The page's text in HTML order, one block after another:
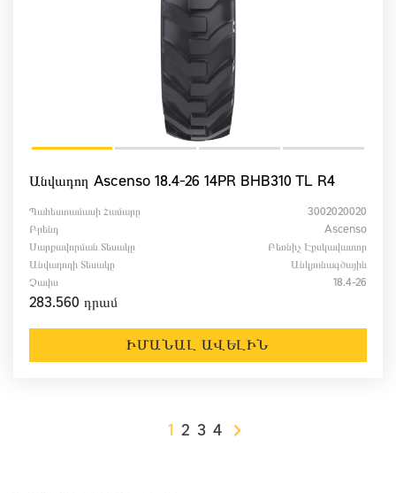
Անվադող Ascenso 18.4-26 14PR BHB310 TL R4
Պահեստամասի Համարը
3002020020
Բրենդ
Ascenso
Սարքավորման Տեսակը
Բեռնիչ Էքսկավատոր
Անվադողի Տեսակը
Անկյունագծային
Չափս
18.4-26
283.560 դրամ
ԻՄԱՆԱԼ ԱՎԵԼԻՆ
1 2 3 4